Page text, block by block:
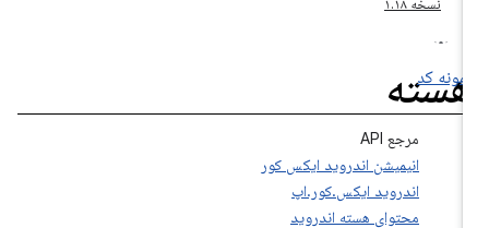
نسخه ۱.۱۸
کد
مرجع API
انیمیشن اندروید ایکس کور
اندروید ایکس.کور.اپ
محتوای هسته اندروید